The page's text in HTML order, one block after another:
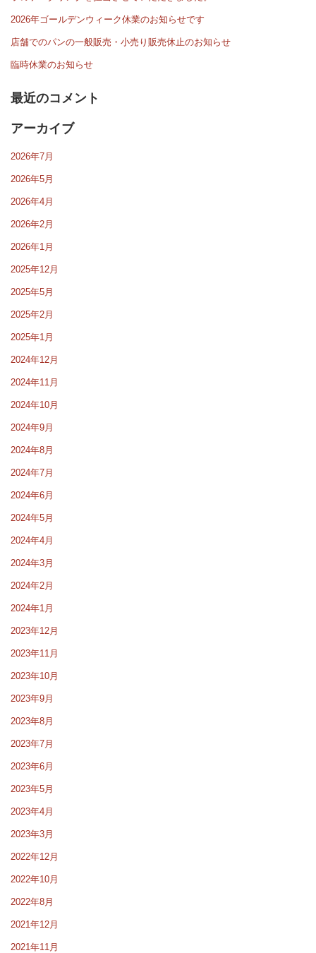
2026年ゴールデンウィーク休業のお知らせです
店舗でのパンの一般販売・小売り販売休止のお知らせ
臨時休業のお知らせ
最近のコメント
アーカイブ
2026年7月
2026年5月
2026年4月
2026年2月
2026年1月
2025年12月
2025年5月
2025年2月
2025年1月
2024年12月
2024年11月
2024年10月
2024年9月
2024年8月
2024年7月
2024年6月
2024年5月
2024年4月
2024年3月
2024年2月
2024年1月
2023年12月
2023年11月
2023年10月
2023年9月
2023年8月
2023年7月
2023年6月
2023年5月
2023年4月
2023年3月
2022年12月
2022年10月
2022年8月
2021年12月
2021年11月